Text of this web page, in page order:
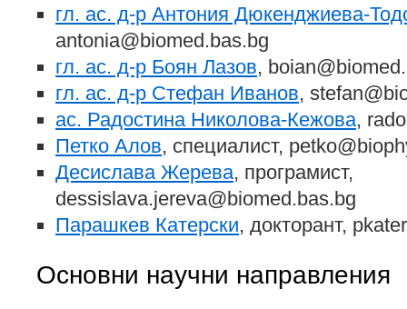
гл. ас. д-р Антония Дюкенджиева-
antonia@biomed.bas.bg
гл. ас. д-р Боян Лазов,
гл. ас. д-р Стефан Иванов,
ас. Радостина Николова-Кежова,
Петко Алов, специалист,
Десислава Жерева, програмист,
dessislava.jereva@biomed.bas.bg
Парашкев Катерски, докторант,
Основни научни направления